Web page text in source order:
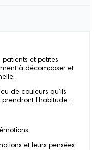
patients et petites
à décomposer et
de couleurs qu’ils
l’habitude :
et leurs pensées.